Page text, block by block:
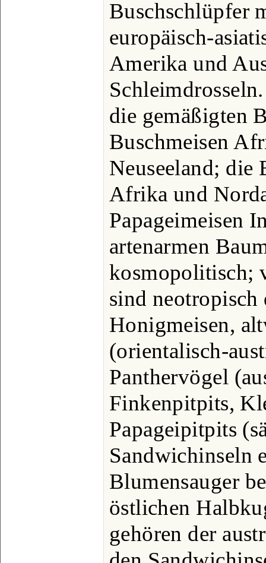
Buschschlüpfer
europäisch-
Amerika und
die gemäßigten
Buschmeisen
Neuseeland; die
Afrika und
Papageimeisen
artenarmen
kosmopolitisch;
sind
Honigmeisen,
(orientalisch-
Panthervögel
Finkenpitpits,
Papageipitpits
Sandwichinseln
Blumensauger
östlichen
gehören der